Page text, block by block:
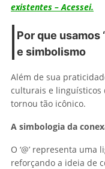
existentes – Acessei.
Por que usamos
e simbolismo
Além de sua
culturais e linguísticos
tornou tão icônico.
A simbologia da
O ‘@’ representa
reforçando a ideia de